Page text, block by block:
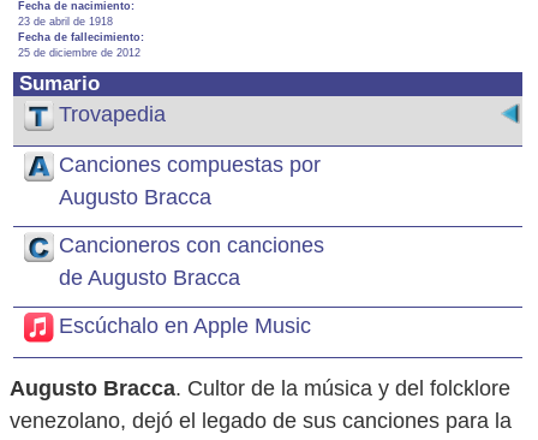
Fecha de nacimiento:
23 de abril de 1918
Fecha de fallecimiento:
25 de diciembre de 2012
Sumario
Trovapedia
Canciones compuestas por
Augusto Bracca
Cancioneros con canciones
de Augusto Bracca
Escúchalo en Apple Music
Augusto Bracca. Cultor de la música y del folcklore
venezolano, dejó el legado de sus canciones para la